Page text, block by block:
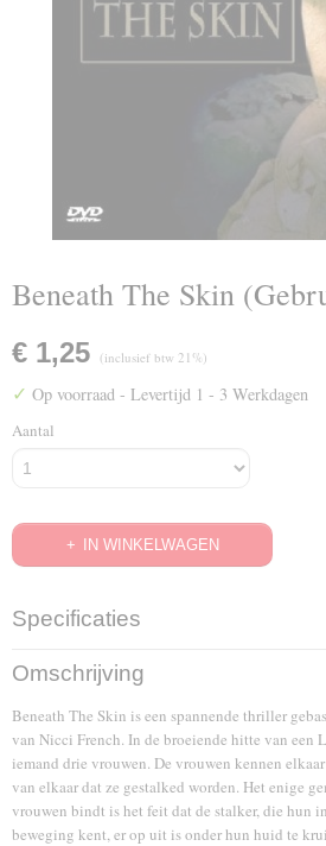
Beneath The Skin
€ 1,25 (inclusief btw 21%)
✓ Op voorraad - Levertijd 1 - 3 Werkdagen
Aantal
IN WINKELWAGEN
Specificaties
EAN code
8713053008399
Omschrijving
Beneath The Skin is een spannende thriller
van Nicci French. In de broeiende hitte van een
iemand drie vrouwen. De vrouwen kennen
van elkaar dat ze gestalked worden. Het enige
vrouwen bindt is het feit dat de stalker, die hun
beweging kent, er op uit is onder hun huid te